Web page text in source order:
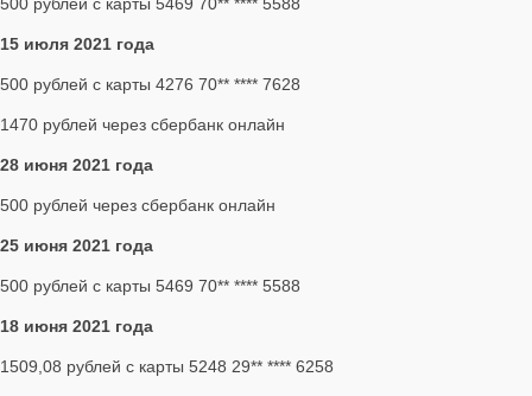
15 июля 2021 года
500 рублей с карты 4276 70** **** 7628
1470 рублей через сбербанк онлайн
28 июня 2021 года
500 рублей через сбербанк онлайн
25 июня 2021 года
500 рублей с карты 5469 70** **** 5588
18 июня 2021 года
1509,08 рублей с карты 5248 29** **** 6258